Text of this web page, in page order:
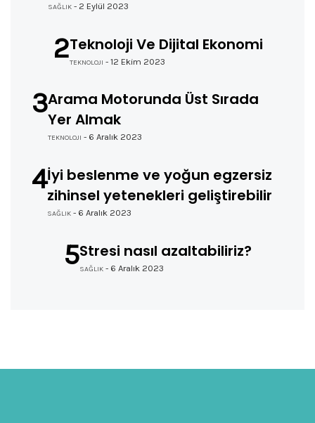
SAĞLIK - 2 Eylül 2023
2Teknoloji Ve Dijital Ekonomi
TEKNOLOJI - 12 Ekim 2023
3Arama Motorunda Üst Sırada
Yer Almak
TEKNOLOJI - 6 Aralık 2023
4İyi beslenme ve yoğun egzersiz
zihinsel yetenekleri geliştirebilir
SAĞLIK - 6 Aralık 2023
5Stresi nasıl azaltabiliriz?
SAĞLIK - 6 Aralık 2023